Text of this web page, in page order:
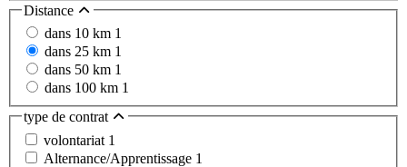
Distance
dans 10 km 1
dans 25 km 1
dans 50 km 1
dans 100 km 1
type de contrat
volontariat 1
Alternance/Apprentissage 1